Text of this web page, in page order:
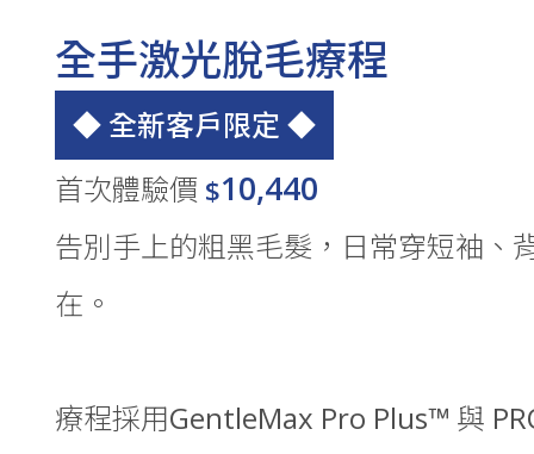
全手激光脫毛療程
◆ 全新客戶限定 ◆
首次體驗價 $10,440
告別手上的粗黑毛髮，日常穿短袖、
在。
療程採用GentleMax Pro Plus™ 與